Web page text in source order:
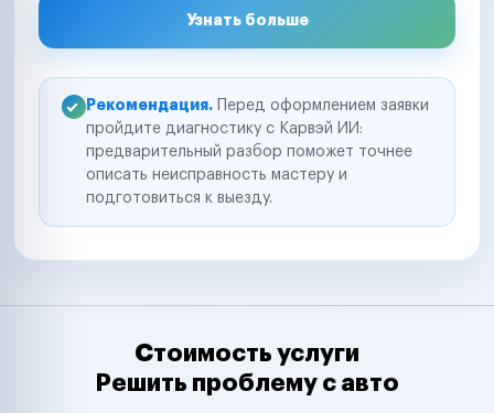
Узнать больше
Рекомендация. Перед оформлением заявки
пройдите диагностику с Карвэй ИИ:
предварительный разбор поможет точнее
описать неисправность мастеру и
подготовиться к выезду.
Стоимость услуги
Решить проблему с авто